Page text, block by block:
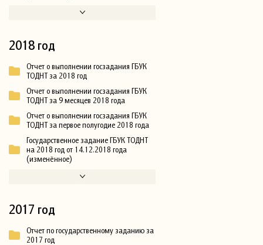
2018 год
Отчет о выполнении госзадания ГБУК
ТОДНТ за 2018 год
Отчет о выполнении госзадания ГБУК
ТОДНТ за 9 месяцев 2018 года
Отчет о выполнении госзадания ГБУК
ТОДНТ за первое полугодие 2018 года
Государственное задание ГБУК ТОДНТ
на 2018 год от 14.12.2018 года
(изменённое)
2017 год
Отчет по государственному заданию за
2017 год